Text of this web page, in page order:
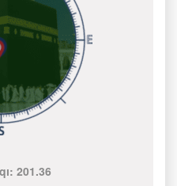
201.36